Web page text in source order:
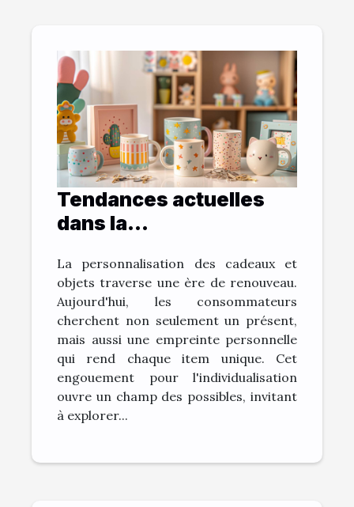
Tendances actuelles
dans la
cadeaux et objets
La personnalisation des cadeaux et
objets traverse une ère de renouveau.
Aujourd'hui, les consommateurs
cherchent non seulement un présent,
mais aussi une empreinte personnelle
qui rend chaque item unique. Cet
engouement pour l'individualisation
ouvre un champ des possibles, invitant
à explorer...